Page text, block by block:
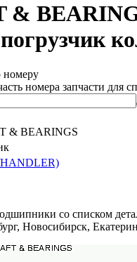
&
номеру
номера запчасти для
& BEARINGS
HANDLER)
со списком
Новосибирск,